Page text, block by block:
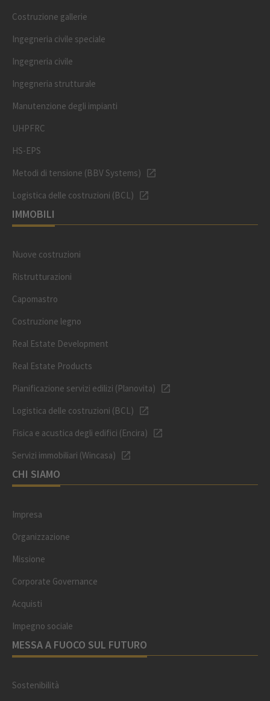
Costruzione gallerie
Ingegneria civile speciale
Ingegneria civile
Ingegneria strutturale
Manutenzione degli impianti
UHPFRC
HS-EPS
Metodi di tensione (BBV Systems)
Logistica delle costruzioni (BCL)
IMMOBILI
Nuove costruzioni
Ristrutturazioni
Capomastro
Costruzione legno
Real Estate Development
Real Estate Products
Pianificazione servizi edilizi (Planovita)
Logistica delle costruzioni (BCL)
Fisica e acustica degli edifici (Encira)
Servizi immobiliari (Wincasa)
CHI SIAMO
Impresa
Organizzazione
Missione
Corporate Governance
Acquisti
Impegno sociale
MESSA A FUOCO SUL FUTURO
Sostenibilità